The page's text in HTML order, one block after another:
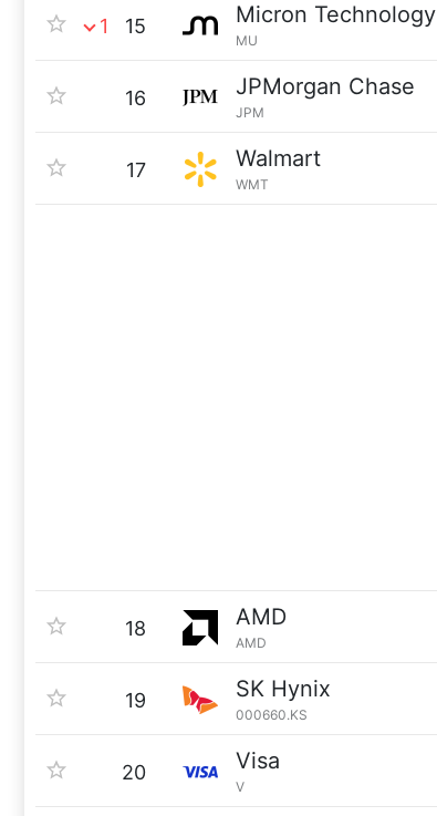
1 15 Micron Technology
MU
16 JPMorgan Chase
JPM
17 Walmart
WMT
18 AMD
AMD
19 SK Hynix
000660.KS
20 Visa
V